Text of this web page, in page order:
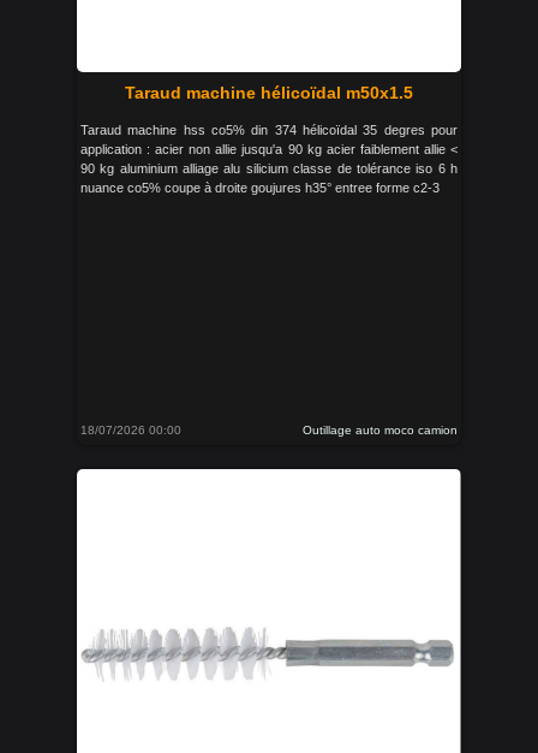
Taraud machine hélicoïdal m50x1.5
Taraud machine hss co5% din 374 hélicoïdal 35 degres pour
application : acier non allie jusqu'a 90 kg acier faiblement allie <
90 kg aluminium alliage alu silicium classe de tolérance iso 6 h
nuance co5% coupe à droite goujures h35° entree forme c2-3
18/07/2026 00:00 Outillage auto moco camion